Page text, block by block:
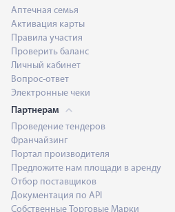
Аптечная семья
Активация карты
Правила участия
Проверить баланс
Личный кабинет
Вопрос-ответ
Электронные чеки
Партнерам
Проведение тендеров
Франчайзинг
Портал производителя
Предложите нам площади в аренду
Отбор поставщиков
Документация по API
Собственные Торговые Марки